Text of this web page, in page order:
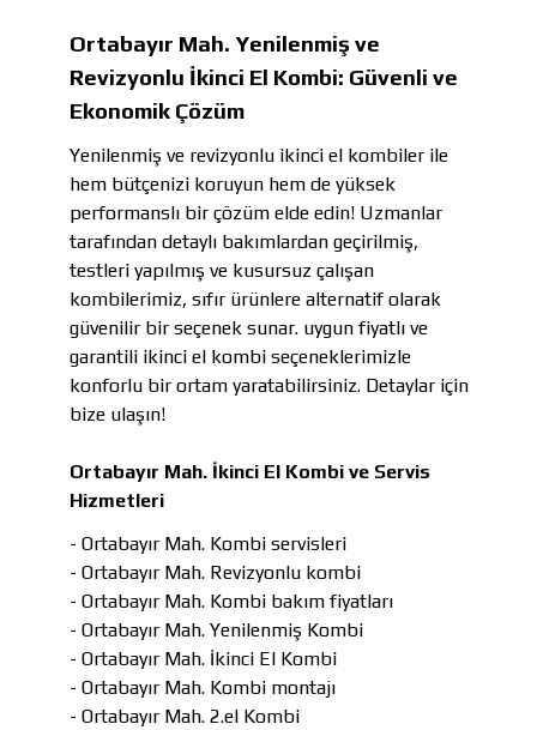
Ortabayır Mah. Yenilenmiş ve
Revizyonlu İkinci El Kombi: Güvenli ve
Ekonomik Çözüm
Yenilenmiş ve revizyonlu ikinci el kombiler ile
hem bütçenizi koruyun hem de yüksek
performanslı bir çözüm elde edin! Uzmanlar
tarafından detaylı bakımlardan geçirilmiş,
testleri yapılmış ve kusursuz çalışan
kombilerimiz, sıfır ürünlere alternatif olarak
güvenilir bir seçenek sunar. uygun fiyatlı ve
garantili ikinci el kombi seçeneklerimizle
konforlu bir ortam yaratabilirsiniz. Detaylar için
bize ulaşın!
Ortabayır Mah. İkinci El Kombi ve Servis
Hizmetleri
- Ortabayır Mah. Kombi servisleri
- Ortabayır Mah. Revizyonlu kombi
- Ortabayır Mah. Kombi bakım fiyatları
- Ortabayır Mah. Yenilenmiş Kombi
- Ortabayır Mah. İkinci El Kombi
- Ortabayır Mah. Kombi montajı
- Ortabayır Mah. 2.el Kombi